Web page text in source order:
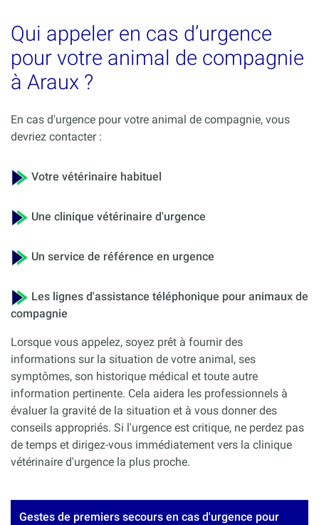
Qui appeler en cas d’urgence
pour votre animal de compagnie
à Araux ?
En cas d'urgence pour votre animal de compagnie, vous
devriez contacter :
Votre vétérinaire habituel
Une clinique vétérinaire d'urgence
Un service de référence en urgence
Les lignes d'assistance téléphonique pour animaux de
compagnie
Lorsque vous appelez, soyez prêt à fournir des
informations sur la situation de votre animal, ses
symptômes, son historique médical et toute autre
information pertinente. Cela aidera les professionnels à
évaluer la gravité de la situation et à vous donner des
conseils appropriés. Si l'urgence est critique, ne perdez pas
de temps et dirigez-vous immédiatement vers la clinique
vétérinaire d'urgence la plus proche.
Gestes de premiers secours en cas d'urgence pour